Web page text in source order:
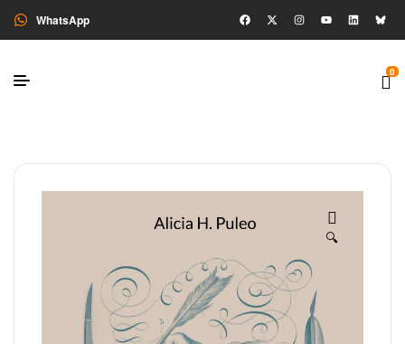
WhatsApp
0
🔍